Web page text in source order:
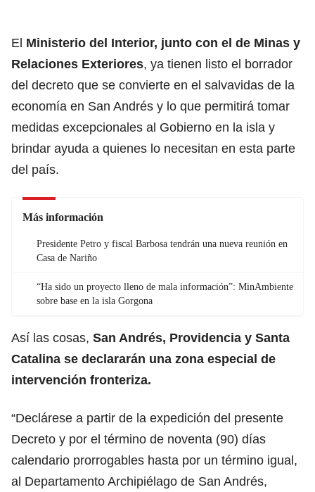
El Ministerio del Interior, junto con el de Minas y
Relaciones Exteriores, ya tienen listo el borrador
del decreto que se convierte en el salvavidas de la
economía en San Andrés y lo que permitirá tomar
medidas excepcionales al Gobierno en la isla y
brindar ayuda a quienes lo necesitan en esta parte
del país.
Más información
Presidente Petro y fiscal Barbosa tendrán una nueva reunión en
Casa de Nariño
“Ha sido un proyecto lleno de mala información”: MinAmbiente
sobre base en la isla Gorgona
Así las cosas, San Andrés, Providencia y Santa
Catalina se declararán una zona especial de
intervención fronteriza.
“Declárese a partir de la expedición del presente
Decreto y por el término de noventa (90) días
calendario prorrogables hasta por un término igual,
al Departamento Archipiélago de San Andrés,